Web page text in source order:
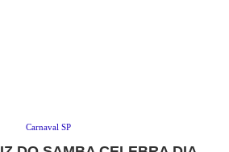
Carnaval SP